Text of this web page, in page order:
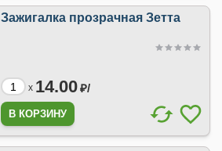
Зажигалка прозрачная Зетта
x 14.00₽/